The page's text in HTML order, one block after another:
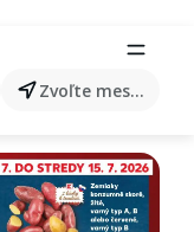
Zvoľte mesto